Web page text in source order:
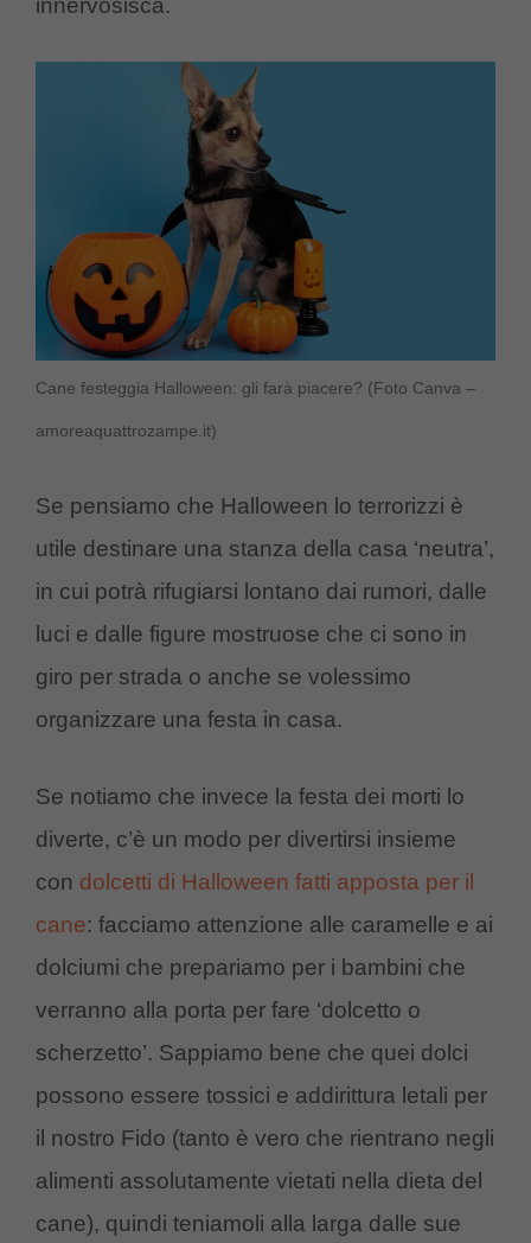
innervosisca.
Cane festeggia Halloween: gli farà piacere? (Foto Canva –
amoreaquattrozampe.it)
Se pensiamo che Halloween lo terrorizzi è
utile destinare una stanza della casa ‘neutra’,
in cui potrà rifugiarsi lontano dai rumori, dalle
luci e dalle figure mostruose che ci sono in
giro per strada o anche se volessimo
organizzare una festa in casa.
Se notiamo che invece la festa dei morti lo
diverte, c’è un modo per divertirsi insieme
con dolcetti di Halloween fatti apposta per il
cane: facciamo attenzione alle caramelle e ai
dolciumi che prepariamo per i bambini che
verranno alla porta per fare ‘dolcetto o
scherzetto’. Sappiamo bene che quei dolci
possono essere tossici e addirittura letali per
il nostro Fido (tanto è vero che rientrano negli
alimenti assolutamente vietati nella dieta del
cane), quindi teniamoli alla larga dalle sue